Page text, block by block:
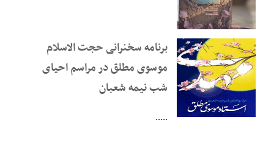
برنامه سخنرانی حجت الاسلام
موسوی مطلق در مراسم احیای
شب نیمه شعبان
.....